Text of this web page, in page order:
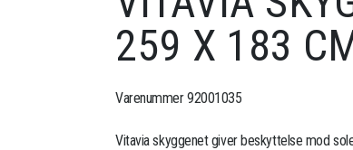
259 X 183
Varenummer 92001035
Vitavia skyggenet giver beskyttelse mod